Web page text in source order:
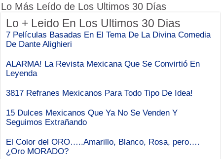
Lo Más Leído de Los Ultimos 30 Días
Lo + Leido En Los Ultimos 30 Dias
7 Películas Basadas En El Tema De La Divina Comedia
De Dante Alighieri
ALARMA! La Revista Mexicana Que Se Convirtió En
Leyenda
3817 Refranes Mexicanos Para Todo Tipo De Idea!
15 Dulces Mexicanos Que Ya No Se Venden Y
Seguimos Extrañando
El Color del ORO…..Amarillo, Blanco, Rosa, pero….
¿Oro MORADO?